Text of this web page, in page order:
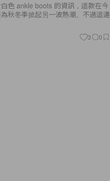
色 ankle boots 的資訊，這款在今
秋冬季掀起另一波熱潮。不過這邊
3 0